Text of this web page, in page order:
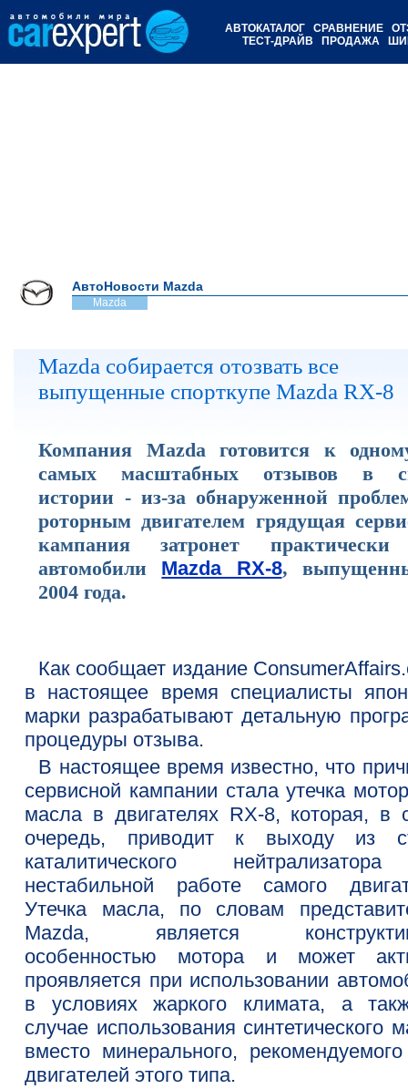
АВТОКАТАЛОГ СРАВНЕНИЕ
ТЕСТ-ДРАЙВ
ПРОДАЖА
АвтоНовости Mazda
Mazda
Mazda собирается отозвать все
выпущенные спорткупе Mazda RX-8
Компания Mazda готовится к
самых масштабных отзывов в
истории - из-за обнаруженной
роторным двигателем грядущая
кампания затронет практически
автомобили Mazda RX-8,
2004 года.
Как сообщает издание
в настоящее время специалисты
марки разрабатывают детальную
процедуры отзыва.
В настоящее время известно, что
сервисной кампании стала утечка
масла в двигателях RX-8, которая, в
очередь, приводит к выходу из
каталитического
нестабильной работе самого
Утечка масла, по словам
Mazda, является
особенностью мотора и может
проявляется при использовании
в условиях жаркого климата, а
случае использования синтетического
вместо минерального,
двигателей этого типа.